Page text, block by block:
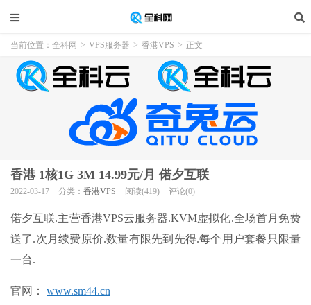
当前位置： 全科网 > VPS服务器 > 香港VPS > 正文
香港 1核1G 3M 14.99元/月 偌夕互联
2022-03-17 分类： 香港VPS 阅读(419) 评论(0)
偌夕互联.主营香港VPS云服务器.KVM虚拟化.全场首月免费
送了.次月续费原价.数量有限先到先得.每个用户套餐只限量
一台.
官网 ： www.sm44.cn